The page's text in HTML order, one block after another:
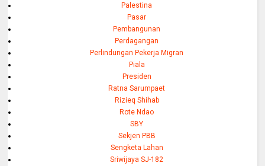
Palestina
Pasar
Pembangunan
Perdagangan
Perlindungan Pekerja Migran
Piala
Presiden
Ratna Sarumpaet
Rizieq Shihab
Rote Ndao
SBY
Sekjen PBB
Sengketa Lahan
Sriwijaya SJ-182